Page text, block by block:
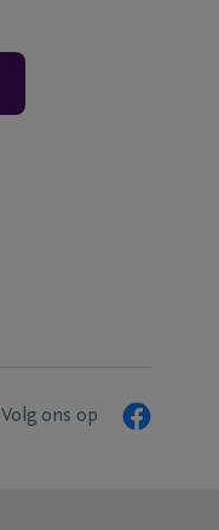
Volg ons op